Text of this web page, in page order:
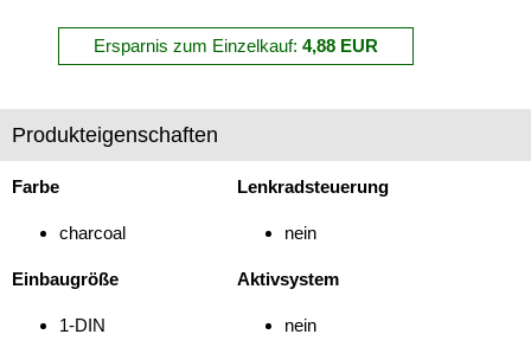
Handyhalterungen
kabellos Laden
Lautsprecheradapter
Lautsprechereinbauset
Lautsprecherkabel
Lautsprecherringe
Ersparnis zum Einzelkauf: 4,88 EUR
Produkteigenschaften
Farbe
charcoal
Lenkradsteuerung
nein
Einbaugröße
1-DIN
Aktivsystem
nein